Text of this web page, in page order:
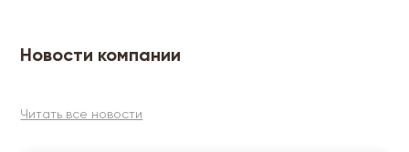
Новости компании
Читать все новости